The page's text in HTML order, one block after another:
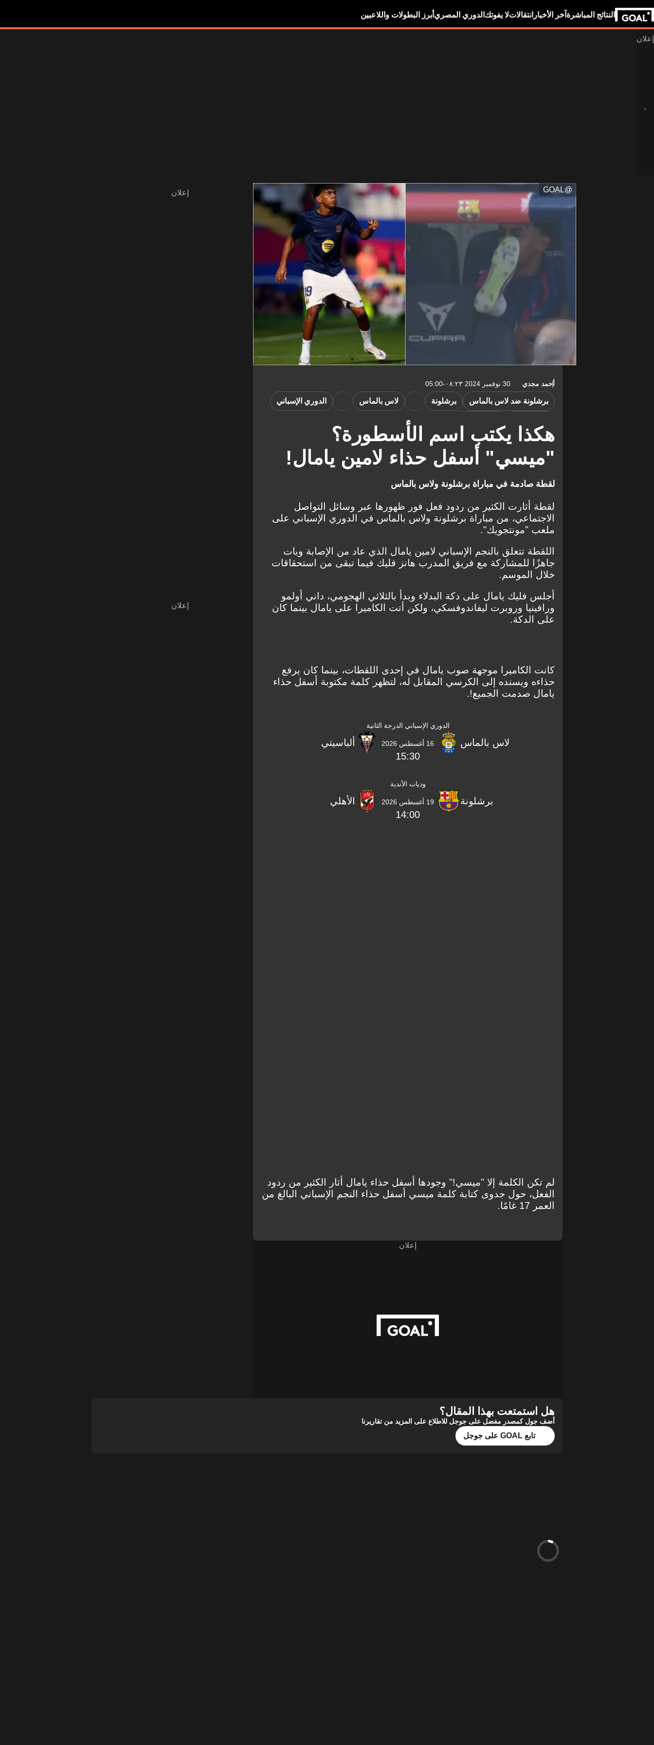
النتائج المباشرة آخر الأخبار انتقالاتلا يفوتك الدوري المصري أبرز البطولات واللاعبين
@GOAL
أحمد مجدي 30 نوفمبر 2024 ٠٨:٢٣-05:00
هكذا يكتب اسم الأسطورة؟
"ميسي" أسفل حذاء لامين يامال!
برشلونة ضد لاس بالماس برشلونة لاس بالماس الدوري الإسباني
لقطة صادمة في مباراة برشلونة ولاس بالماس
لقطة أثارت الكثير من ردود فعل فور ظهورها عبر وسائل التواصل
الاجتماعي، من مباراة برشلونة ولاس بالماس في الدوري الإسباني على
ملعب "مونتجويك".
اللقطة تتعلق بالنجم الإسباني لامين يامال الذي عاد من الإصابة وبات
جاهزًا للمشاركة مع فريق المدرب هانز فليك فيما تبقى من استحقاقات
خلال الموسم.
أجلس فليك يامال على دكة البدلاء وبدأ بالثلاثي الهجومي، داني أولمو
ورافينيا وروبرت ليفاندوفسكي، ولكن أتت الكاميرا على يامال بينما كان
على الدكة.
كانت الكاميرا موجهة صوب يامال في إحدى اللقطات، بينما كان يرفع
حذاءه ويسنده إلى الكرسي المقابل له، لتظهر كلمة مكتوبة أسفل حذاء
يامال صدمت الجميع!.
الدوري الإسباني الدرجة الثانية
لاس بالماس 16 أغسطس 2026
15:30
ألباسيتي
وديات الأندية
برشلونة 19 أغسطس 2026
14:00
الأهلي
لم تكن الكلمة إلا "ميسي!" وجودها أسفل حذاء يامال أثار الكثير من ردود
الفعل، حول جدوى كتابة كلمة ميسي أسفل حذاء النجم الإسباني البالغ من
العمر 17 غامًا.
إعلان
هل استمتعت بهذا المقال؟
أضف جول كمصدر مفضل على جوجل للاطلاع على المزيد من تقاريرنا
تابع GOAL على جوجل